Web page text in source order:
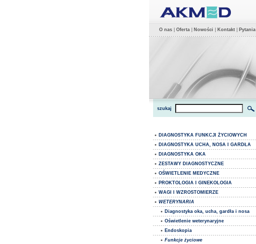
O nas Oferta Nowości Kontakt Pytania
szukaj
• DIAGNOSTYKA FUNKCJI ŻYCIOWYCH
• DIAGNOSTYKA UCHA, NOSA I GARDŁA
• DIAGNOSTYKA OKA
• ZESTAWY DIAGNOSTYCZNE
• OŚWIETLENIE MEDYCZNE
• PROKTOLOGIA I GINEKOLOGIA
• WAGI I WZROSTOMIERZE
• WETERYNARIA
• Diagnostyka oka, ucha, gardła i nosa
• Oświetlenie weterynaryjne
• Endoskopia
• Funkcje życiowe